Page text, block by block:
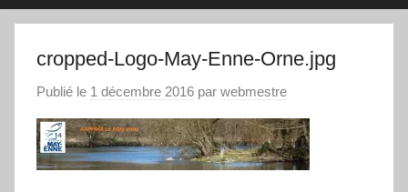
cropped-Logo-May-Enne-Orne.jpg
Publié le 1 décembre 2016 par webmestre